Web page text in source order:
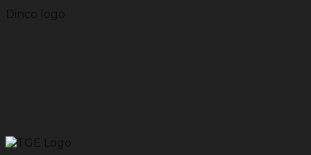
Dinco logo